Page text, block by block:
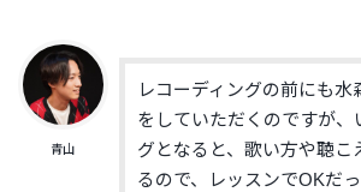
青山
レコーディングの前にも水
をしていただくのですが、
グとなると、歌い方や聴こ
るので、レッスンでOKだ